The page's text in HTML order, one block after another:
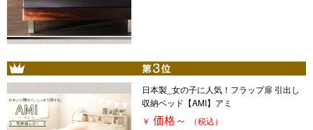
日本製_女の子に人気！フラップ扉 引出し
収納ベッド【AMI】アミ
￥ 価格～ （税込）